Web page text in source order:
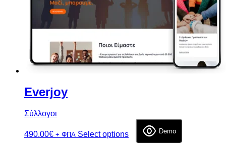
Everjoy
Σύλλογοι
490.00€ + ΦΠΑ Select options Demo